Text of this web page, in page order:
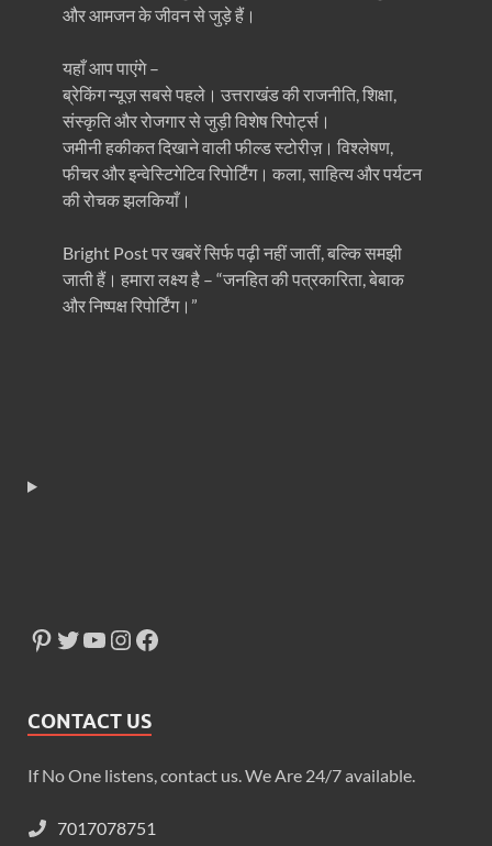
और आमजन के जीवन से जुड़े हैं।
यहाँ आप पाएंगे –
ब्रेकिंग न्यूज़ सबसे पहले। उत्तराखंड की राजनीति, शिक्षा,
संस्कृति और रोजगार से जुड़ी विशेष रिपोर्ट्स।
जमीनी हकीकत दिखाने वाली फील्ड स्टोरीज़। विश्लेषण,
फीचर और इन्वेस्टिगेटिव रिपोर्टिंग। कला, साहित्य और पर्यटन
की रोचक झलकियाँ।
Bright Post पर खबरें सिर्फ पढ़ी नहीं जातीं, बल्कि समझी
जाती हैं। हमारा लक्ष्य है – “जनहित की पत्रकारिता, बेबाक
और निष्पक्ष रिपोर्टिंग।”
CONTACT US
If No One listens, contact us. We Are 24/7 available.
7017078751